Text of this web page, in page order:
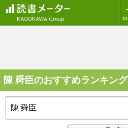
陳 舜臣のおすすめランキング